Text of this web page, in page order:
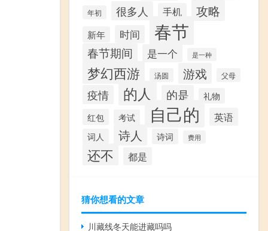
年初 很多人 手机 攻略
新年 时间 春节
春节期间 是一个 是一种
梦幻西游 汤圆 游戏 父母
疫情 的人 的是 礼物
红包 考试 自己的 英语
词人 诗人 诗词 费用
还不 都是
猜你想看的文章
川藏线冬天能进藏吗吗